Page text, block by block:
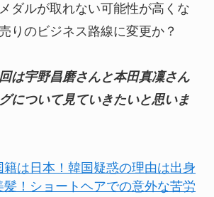
ダルが取れない可能性が高くな
りのビジネス路線に変更か？
は宇野昌磨さんと本田真凜さん
について見ていきたいと思いま
籍は日本！韓国疑惑の理由は出身
髪！ショートヘアでの意外な苦労